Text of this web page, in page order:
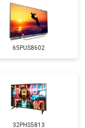
65PUS8602
32PHS5813